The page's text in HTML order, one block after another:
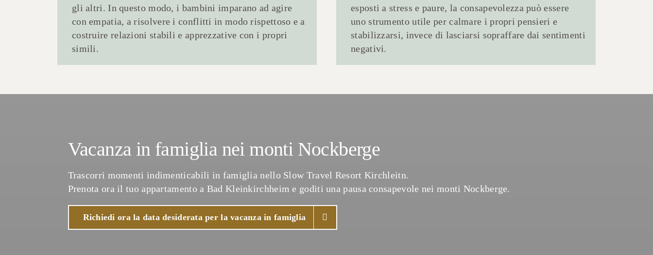
gli altri. In questo modo, i bambini imparano ad agire
con empatia, a risolvere i conflitti in modo rispettoso e a
costruire relazioni stabili e apprezzative con i propri
simili.
esposti a stress e paure, la consapevolezza può essere
uno strumento utile per calmare i propri pensieri e
stabilizzarsi, invece di lasciarsi sopraffare dai sentimenti
negativi.
Vacanza in famiglia nei monti Nockberge
Trascorri momenti indimenticabili in famiglia nello Slow Travel Resort Kirchleitn.
Prenota ora il tuo appartamento a Bad Kleinkirchheim e goditi una pausa consapevole nei monti Nockberge.
Richiedi ora la data desiderata per la vacanza in famiglia